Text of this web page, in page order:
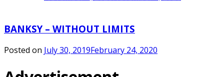
BANKSY – WITHOUT LIMITS
Posted on July 30, 2019February 24, 2020